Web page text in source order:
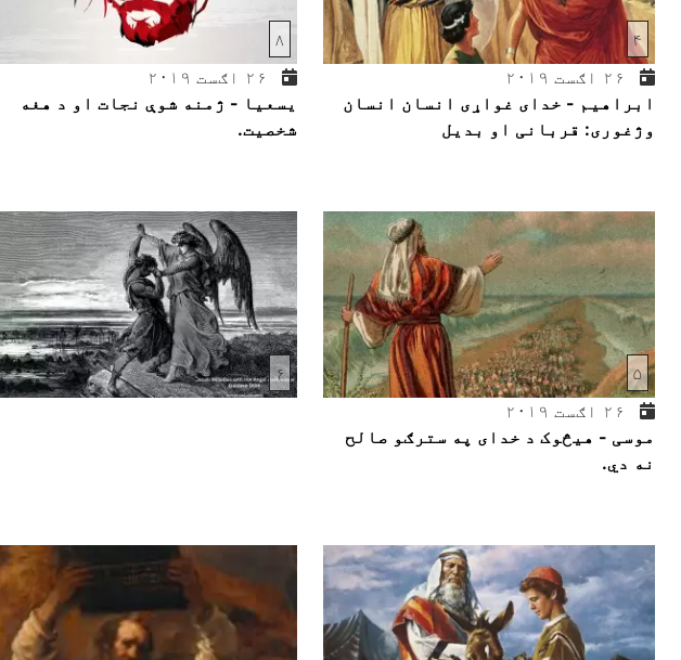
۴
ابراهیم - خدای غواړی انسان انسان
وژغوری: قربانی او بدیل
۸
یسعیا - ژمنه شوې نجات او د هغه
شخصیت.
۵
موسی - هیڅوک د خدای په سترګو صالح
نه دي.
۶